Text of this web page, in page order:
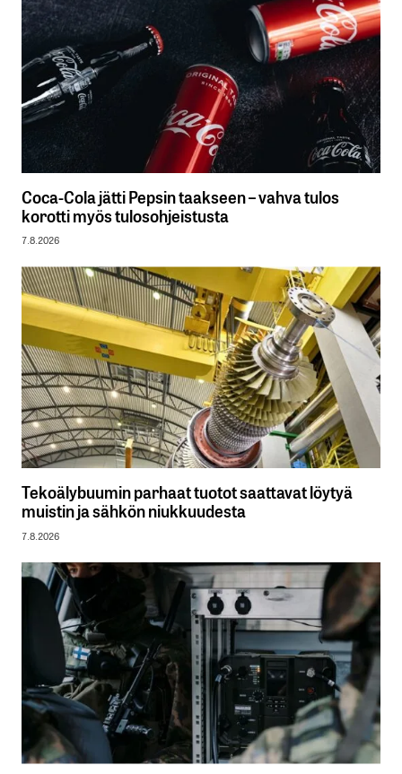
Coca-Cola jätti Pepsin taakseen – vahva tulos
korotti myös tulosohjeistusta
7.8.2026
Tekoälybuumin parhaat tuotot saattavat löytyä
muistin ja sähkön niukkuudesta
7.8.2026